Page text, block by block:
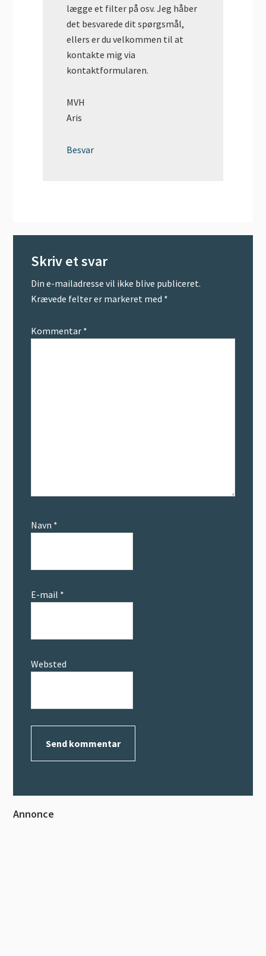
lægge et filter på osv. Jeg håber
det besvarede dit spørgsmål,
ellers er du velkommen til at
kontakte mig via
kontaktformularen.
MVH
Aris
Besvar
Skriv et svar
Din e-mailadresse vil ikke blive publiceret.
Krævede felter er markeret med *
Kommentar *
Navn *
E-mail *
Websted
Primær
Annonce